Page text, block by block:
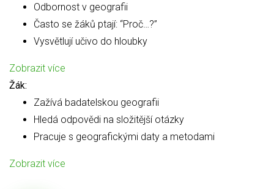
Odbornost v geografii
Často se žáků ptají: “Proč…?”
Vysvětlují učivo do hloubky
Zobrazit více
Žák:
Zažívá badatelskou geografii
Hledá odpovědi na složitější otázky
Pracuje s geografickými daty a metodami
Zobrazit více